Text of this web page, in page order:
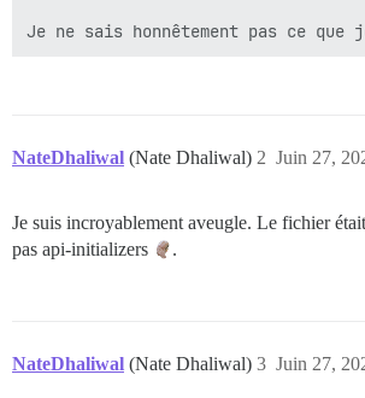
Je ne sais honnêtement pas ce
NateDhaliwal (Nate Dhaliwal) Juin 27,
2
Je suis incroyablement aveugle. Le fichier
pas api-initializers
.
NateDhaliwal (Nate Dhaliwal) Juin 27,
3